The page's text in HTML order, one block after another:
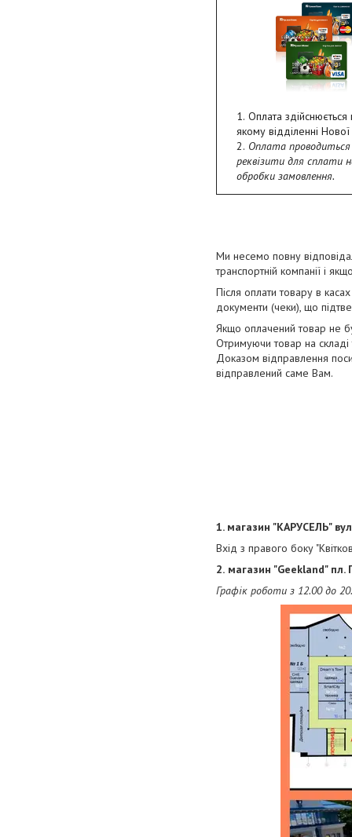
Оплата
якому відділенні
Оплата
реквізити для сплати
обробки замовлення.
Ми несемо повну
транспортній компанії і
Після оплати товару в
документи (чеки), що
Якщо оплачений товар не
Отримуючи товар на складі
Доказом відправлення
відправлений саме Вам.
1. магазин "КАРУСЕЛЬ"
Вхід з правого боку
2. магазин "Geekland" пл.
Графік роботи з 12.00 до